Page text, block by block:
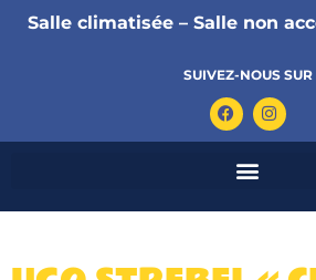
Salle climatisée – Salle non
SUIVEZ-NOUS SUR